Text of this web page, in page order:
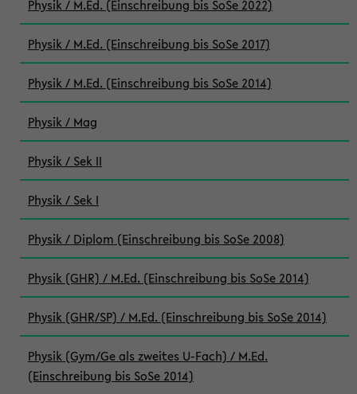
Physik / M.Ed. (Einschreibung bis SoSe 2022)
Physik / M.Ed. (Einschreibung bis SoSe 2017)
Physik / M.Ed. (Einschreibung bis SoSe 2014)
Physik / Mag
Physik / Sek II
Physik / Sek I
Physik / Diplom (Einschreibung bis SoSe 2008)
Physik (GHR) / M.Ed. (Einschreibung bis SoSe 2014)
Physik (GHR/SP) / M.Ed. (Einschreibung bis SoSe 2014)
Physik (Gym/Ge als zweites U-Fach) / M.Ed.
(Einschreibung bis SoSe 2014)